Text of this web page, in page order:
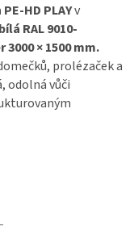
HD PLAYv
RAL 9010-
× 1500 mm.
prolézaček a
odolná vůči